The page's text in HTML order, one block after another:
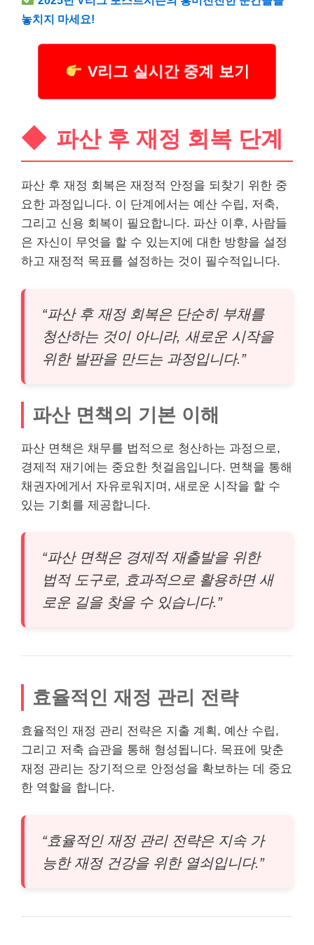
놓치지 마세요!
V리그 실시간 중계 보기
파산 후 재정 회복 단계
파산 후 재정 회복은 재정적 안정을 되찾기 위한 중
요한 과정입니다. 이 단계에서는 예산 수립, 저축,
그리고 신용 회복이 필요합니다. 파산 이후, 사람들
은 자신이 무엇을 할 수 있는지에 대한 방향을 설정
하고 재정적 목표를 설정하는 것이 필수적입니다.
“파산 후 재정 회복은 단순히 부채를
청산하는 것이 아니라, 새로운 시작을
위한 발판을 만드는 과정입니다.”
파산 면책의 기본 이해
파산 면책은 채무를 법적으로 청산하는 과정으로,
경제적 재기에는 중요한 첫걸음입니다. 면책을 통해
채권자에게서 자유로워지며, 새로운 시작을 할 수
있는 기회를 제공합니다.
“파산 면책은 경제적 재출발을 위한
법적 도구로, 효과적으로 활용하면 새
로운 길을 찾을 수 있습니다.”
효율적인 재정 관리 전략
효율적인 재정 관리 전략은 지출 계획, 예산 수립,
그리고 저축 습관을 통해 형성됩니다. 목표에 맞춘
재정 관리는 장기적으로 안정성을 확보하는 데 중요
한 역할을 합니다.
“효율적인 재정 관리 전략은 지속 가
능한 재정 건강을 위한 열쇠입니다.”